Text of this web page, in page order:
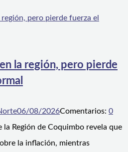
la región, pero pierde
06/08/2026Comentarios: 0
la Región de Coquimbo revela que
la inflación, mientras